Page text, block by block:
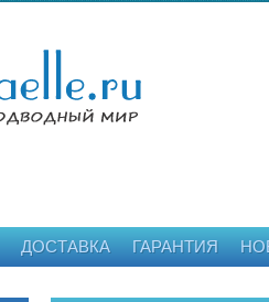
ДОСТАВКА ГАРАНТИЯ